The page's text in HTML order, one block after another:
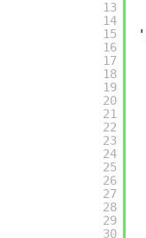
13
14
15
16
17
18
19
20
21
22
23
24
25
26
27
28
29
30